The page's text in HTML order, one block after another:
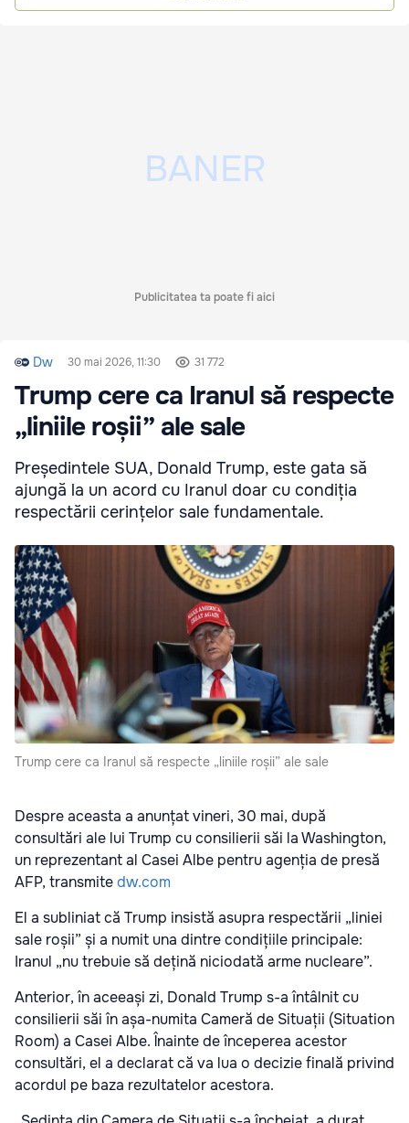
Publicitatea ta poate fi aici
Dw 30 mai 2026, 11:30 31 772
Trump cere ca Iranul să respecte
„liniile roșii” ale sale
Președintele SUA, Donald Trump, este gata să
ajungă la un acord cu Iranul doar cu condiția
respectării cerințelor sale fundamentale.
Trump cere ca Iranul să respecte „liniile roșii” ale sale
Despre aceasta a anunțat vineri, 30 mai, după
consultări ale lui Trump cu consilierii săi la Washington,
un reprezentant al Casei Albe pentru agenția de presă
AFP, transmitedw.com
El a subliniat că Trump insistă asupra respectării „liniei
sale roșii” și a numit una dintre condițiile principale:
Iranul „nu trebuie să dețină niciodată arme nucleare”.
Anterior, în aceeași zi, Donald Trump s-a întâlnit cu
consilierii săi în așa-numita Cameră de Situații (Situation
Room) a Casei Albe. Înainte de începerea acestor
consultări, el a declarat că va lua o decizie finală privind
acordul pe baza rezultatelor acestora.